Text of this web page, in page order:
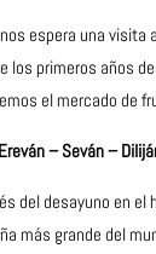
espera una visita
los primeros años
el mercado de
– Seván –
del desayuno en
más grande del